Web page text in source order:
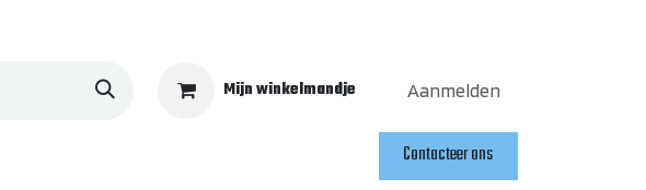
Mijn winkelmandje Aanmelden
Contacteer ons